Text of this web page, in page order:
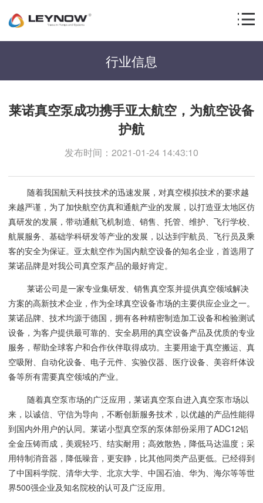
行业信息
莱诺真空泵成功携手亚太航空，为航空设备
护航
发布时间：2021-01-24 14:43:10
随着我国航天科技技术的迅速发展，对真空模拟技术的要求越
来越严谨，为了加快航空仿真和通航产业的发展，以打造亚太地区仿
真研发的发展，带动通航飞机制造、销售、托管、维护、飞行学校、
航展服务、基础学科研发等产业的发展，以达到宇航员、飞行员及乘
客的安全为保证。亚太航空作为国内航空设备的知名企业，首选用了
莱诺品牌是对我公司真空泵产品的最好肯定。
莱诺公司是一家专业集研发、销售真空泵并提供真空领域解决
方案的高新技术企业，作为全球真空设备市场的主要供应企业之一。
莱诺品牌、技术均源于德国，拥有各种精密制造加工设备和检验测试
设备，为客户提供最可靠的、安全易用的真空设备产品及优质的专业
服务，帮助全球客户和合作伙伴取得成功。主要用途于真空搬运、真
空吸附、自动化设备、电子元件、实验仪器、医疗设备、美容纤体设
备等所有需要真空领域的产业。
随着真空泵市场的广泛应用，莱诺真空泵自进入真空泵市场以
来，以诚信、守信为导向，不断创新服务技术，以优越的产品性能得
到国内外用户的认同。莱诺小型真空泵的泵体部份采用了ADC12铝
全金压铸而成，美观轻巧、结实耐用；高效散热，降低马达温度；采
用特制消音器，降低噪音，更安静，比其他同类产品更低。已经得到
了中国科学院、清华大学、北京大学、中国石油、华为、海尔等等世
界500强企业及知名院校的认可及广泛应用。